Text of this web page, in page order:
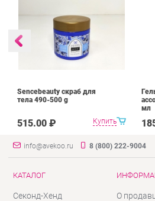
Купить
Sencebeauty скраб для
тела 490-500 g
515.00 ₽
мл
info@avekoo.ru 8 (800) 222-9004
КАТАЛОГ
Секонд-Хенд
О